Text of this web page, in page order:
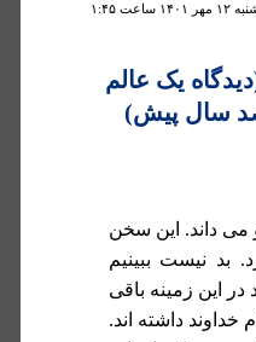
ساعت ۱:۴۵
يک عالم
سال پيش)
می داند. اين سخن
بد نيست ببينيم
اين زمينه باقی
داشته اند.